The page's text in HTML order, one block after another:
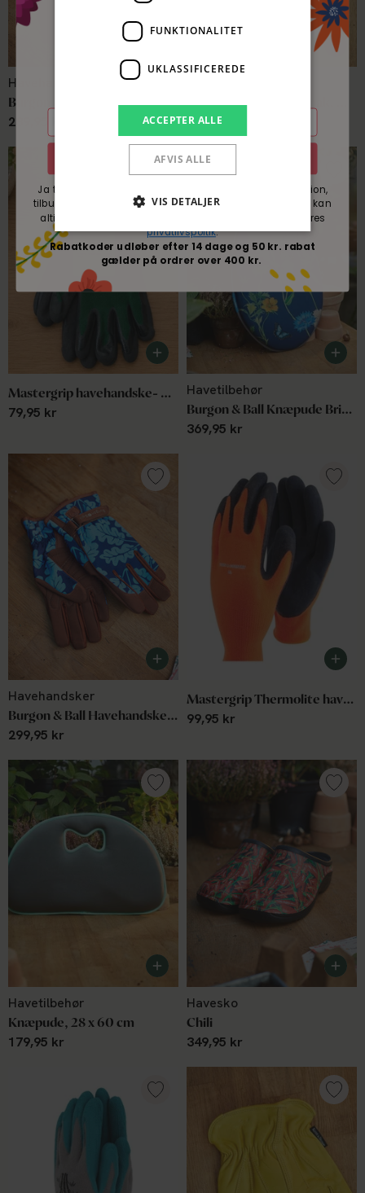
Havehandsker
Burgon & Ball Havehandske - Love The Glove Denim
289,95 kr 119,95 kr
Mastergrip havehandske- Grøn
79,95 kr
Havetilbehør
Burgon & Ball Knæpude British Meadow
369,95 kr
Havehandsker
Burgon & Ball Havehandske - Love The Glove Oak Leaf
299,95 kr
Mastergrip Thermolite havehandske
99,95 kr
Havetilbehør
Knæpude, 28 x 60 cm
179,95 kr
Havesko
Chili
349,95 kr
FUNKTIONALITET
UKLASSIFICEREDE
ACCEPTER ALLE
AFVIS ALLE
VIS DETALJER
Prøv lykkehjulet og vind!
E-mail
Tilmeld nyhedsbrev
Ja tak til mails fra Blomsterverden med nyheder, inspiration,
tilbud og konkurrencer om Blomsterverdens sortiment. Du kan
altid nemt afmelde dig igen. Du accepterer samtidig vores
privatlivspoltik.
Rabatkoder udløber efter 14 dage og 50 kr. rabat
gælder på ordrer over 400 kr.